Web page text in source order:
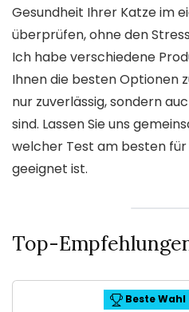
Gesundheit Ihrer Katze im
überprüfen, ohne den
Ich habe verschiedene
Ihnen die besten Optionen
nur zuverlässig, sondern
sind. Lassen Sie uns
welcher Test am besten für
geeignet ist.
Top-
Beste Wahl